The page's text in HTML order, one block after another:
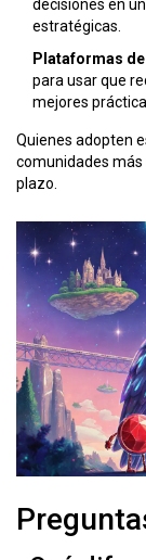
decisiones en
estratégicas.
Plataformas
para usar que
mejores
Quienes adopten
comunidades más
plazo.